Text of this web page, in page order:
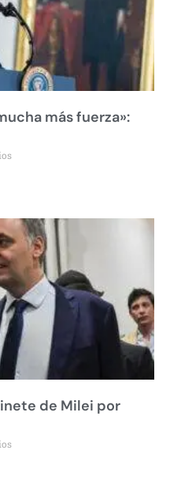
más fuerza»:
de Milei por